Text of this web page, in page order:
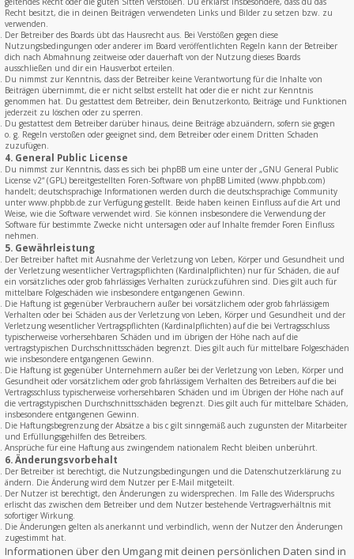
Recht besitzt, die in deinen Beiträgen verwendeten Links und Bilder zu setzen bzw. zu
verwenden.
Der Betreiber des Boards übt das Hausrecht aus. Bei Verstößen gegen diese
Nutzungsbedingungen oder anderer im Board veröffentlichten Regeln kann der Betreiber
dich nach Abmahnung zeitweise oder dauerhaft von der Nutzung dieses Boards
ausschließen und dir ein Hausverbot erteilen.
Du nimmst zur Kenntnis, dass der Betreiber keine Verantwortung für die Inhalte von
Beiträgen übernimmt, die er nicht selbst erstellt hat oder die er nicht zur Kenntnis
genommen hat. Du gestattest dem Betreiber, dein Benutzerkonto, Beiträge und Funktionen
jederzeit zu löschen oder zu sperren.
Du gestattest dem Betreiber darüber hinaus, deine Beiträge abzuändern, sofern sie gegen
o. g. Regeln verstoßen oder geeignet sind, dem Betreiber oder einem Dritten Schaden
zuzufügen.
4. General Public License
Du nimmst zur Kenntnis, dass es sich bei phpBB um eine unter der „GNU General Public
License v2“ (GPL) bereitgestellten Foren-Software von phpBB Limited (www.phpbb.com)
handelt; deutschsprachige Informationen werden durch die deutschsprachige Community
unter www.phpbb.de zur Verfügung gestellt. Beide haben keinen Einfluss auf die Art und
Weise, wie die Software verwendet wird. Sie können insbesondere die Verwendung der
Software für bestimmte Zwecke nicht untersagen oder auf Inhalte fremder Foren Einfluss
nehmen.
5. Gewährleistung
Der Betreiber haftet mit Ausnahme der Verletzung von Leben, Körper und Gesundheit und
der Verletzung wesentlicher Vertragspflichten (Kardinalpflichten) nur für Schäden, die auf
ein vorsätzliches oder grob fahrlässiges Verhalten zurückzuführen sind. Dies gilt auch für
mittelbare Folgeschäden wie insbesondere entgangenen Gewinn.
Die Haftung ist gegenüber Verbrauchern außer bei vorsätzlichem oder grob fahrlässigem
Verhalten oder bei Schäden aus der Verletzung von Leben, Körper und Gesundheit und der
Verletzung wesentlicher Vertragspflichten (Kardinalpflichten) auf die bei Vertragsschluss
typischerweise vorhersehbaren Schäden und im übrigen der Höhe nach auf die
vertragstypischen Durchschnittsschäden begrenzt. Dies gilt auch für mittelbare Folgeschäden
wie insbesondere entgangenen Gewinn.
Die Haftung ist gegenüber Unternehmern außer bei der Verletzung von Leben, Körper und
Gesundheit oder vorsätzlichem oder grob fahrlässigem Verhalten des Betreibers auf die bei
Vertragsschluss typischerweise vorhersehbaren Schäden und im Übrigen der Höhe nach auf
die vertragstypischen Durchschnittsschäden begrenzt. Dies gilt auch für mittelbare Schäden,
insbesondere entgangenen Gewinn.
Die Haftungsbegrenzung der Absätze a bis c gilt sinngemäß auch zugunsten der Mitarbeiter
und Erfüllungsgehilfen des Betreibers.
Ansprüche für eine Haftung aus zwingendem nationalem Recht bleiben unberührt.
6. Änderungsvorbehalt
Der Betreiber ist berechtigt, die Nutzungsbedingungen und die Datenschutzerklärung zu
ändern. Die Änderung wird dem Nutzer per E-Mail mitgeteilt.
Der Nutzer ist berechtigt, den Änderungen zu widersprechen. Im Falle des Widerspruchs
erlischt das zwischen dem Betreiber und dem Nutzer bestehende Vertragsverhältnis mit
sofortiger Wirkung.
Die Änderungen gelten als anerkannt und verbindlich, wenn der Nutzer den Änderungen
zugestimmt hat.
Informationen über den Umgang mit deinen persönlichen Daten sind in